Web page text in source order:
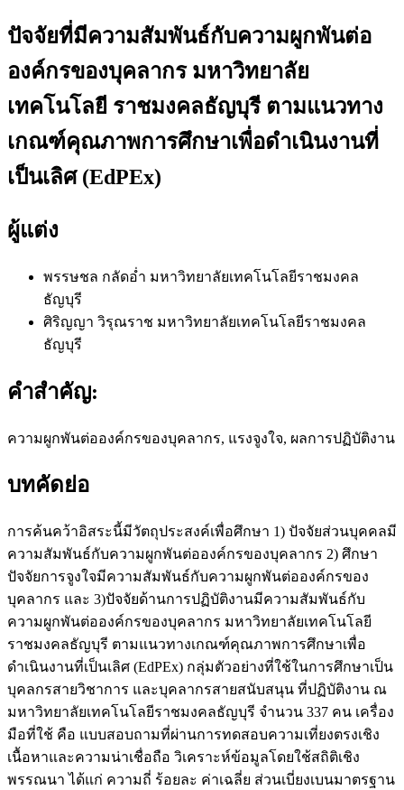
ปัจจัยที่มีความสัมพันธ์กับความผูกพันต่อ
องค์กรของบุคลากร มหาวิทยาลัย
เทคโนโลยี ราชมงคลธัญบุรี ตามแนวทาง
เกณฑ์คุณภาพการศึกษาเพื่อดำเนินงานที่
เป็นเลิศ (EdPEx)
ผู้แต่ง
พรรษชล กลัดอ่ำ มหาวิทยาลัยเทคโนโลยีราชมงคล
ธัญบุรี
ศิริญญา วิรุณราช มหาวิทยาลัยเทคโนโลยีราชมงคล
ธัญบุรี
คำสำคัญ:
ความผูกพันต่อองค์กรของบุคลากร, แรงจูงใจ, ผลการปฏิบัติงาน
บทคัดย่อ
การค้นคว้าอิสระนี้มีวัตถุประสงค์เพื่อศึกษา 1) ปัจจัยส่วนบุคคลมี
ความสัมพันธ์กับความผูกพันต่อองค์กรของบุคลากร 2) ศึกษา
ปัจจัยการจูงใจมีความสัมพันธ์กับความผูกพันต่อองค์กรของ
บุคลากร และ 3)ปัจจัยด้านการปฏิบัติงานมีความสัมพันธ์กับ
ความผูกพันต่อองค์กรของบุคลากร มหาวิทยาลัยเทคโนโลยี
ราชมงคลธัญบุรี ตามแนวทางเกณฑ์คุณภาพการศึกษาเพื่อ
ดำเนินงานที่เป็นเลิศ (EdPEx) กลุ่มตัวอย่างที่ใช้ในการศึกษาเป็น
บุคลกรสายวิชาการ และบุคลากรสายสนับสนุน ที่ปฏิบัติงาน ณ
มหาวิทยาลัยเทคโนโลยีราชมงคลธัญบุรี จำนวน 337 คน เครื่อง
มือที่ใช้ คือ แบบสอบถามที่ผ่านการทดสอบความเที่ยงตรงเชิง
เนื้อหาและความน่าเชื่อถือ วิเคราะห์ข้อมูลโดยใช้สถิติเชิง
พรรณนา ได้แก่ ความถี่ ร้อยละ ค่าเฉลี่ย ส่วนเบี่ยงเบนมาตรฐาน